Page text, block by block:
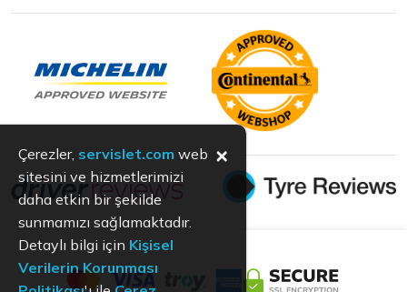
Çerezler, servislet.com web
sitesini ve hizmetlerimizi
daha etkin bir şekilde
sunmamızı sağlamaktadır.
Detaylı bilgi için Kişisel
Verilerin Korunması
×